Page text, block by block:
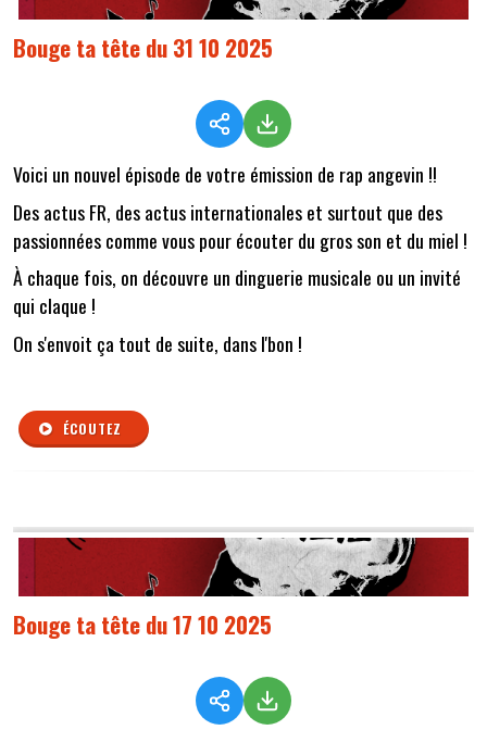
Bouge ta tête du 31 10 2025
Voici un nouvel épisode de votre émission de rap angevin !!
Des actus FR, des actus internationales et surtout que des
passionnées comme vous pour écouter du gros son et du miel !
À chaque fois, on découvre un dinguerie musicale ou un invité
qui claque !
On s'envoit ça tout de suite, dans l'bon !
ÉCOUTEZ
Bouge ta tête du 17 10 2025